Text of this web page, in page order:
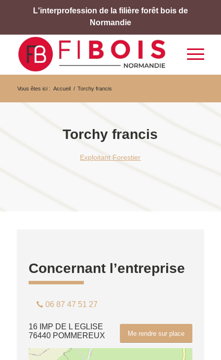
L'interprofession de la filière forêt bois de
Normandie
Vous êtes ici : Accueil / Torchy francis
Torchy francis
Exploitant Forestier
Concernant l’entreprise
06 87 47 51 27
Me rendre sur place
16 IMP DE L EGLISE
76440 POMMEREUX